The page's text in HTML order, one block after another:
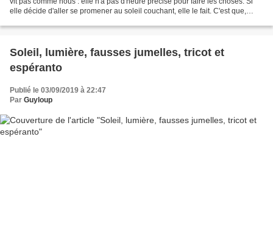
elle décide d'aller se promener au soleil couchant, elle le fait. C'est que,
Soleil, lumière, fausses jumelles, tricot et
espéranto
Publié le 03/09/2019 à 22:47
Par Guyloup